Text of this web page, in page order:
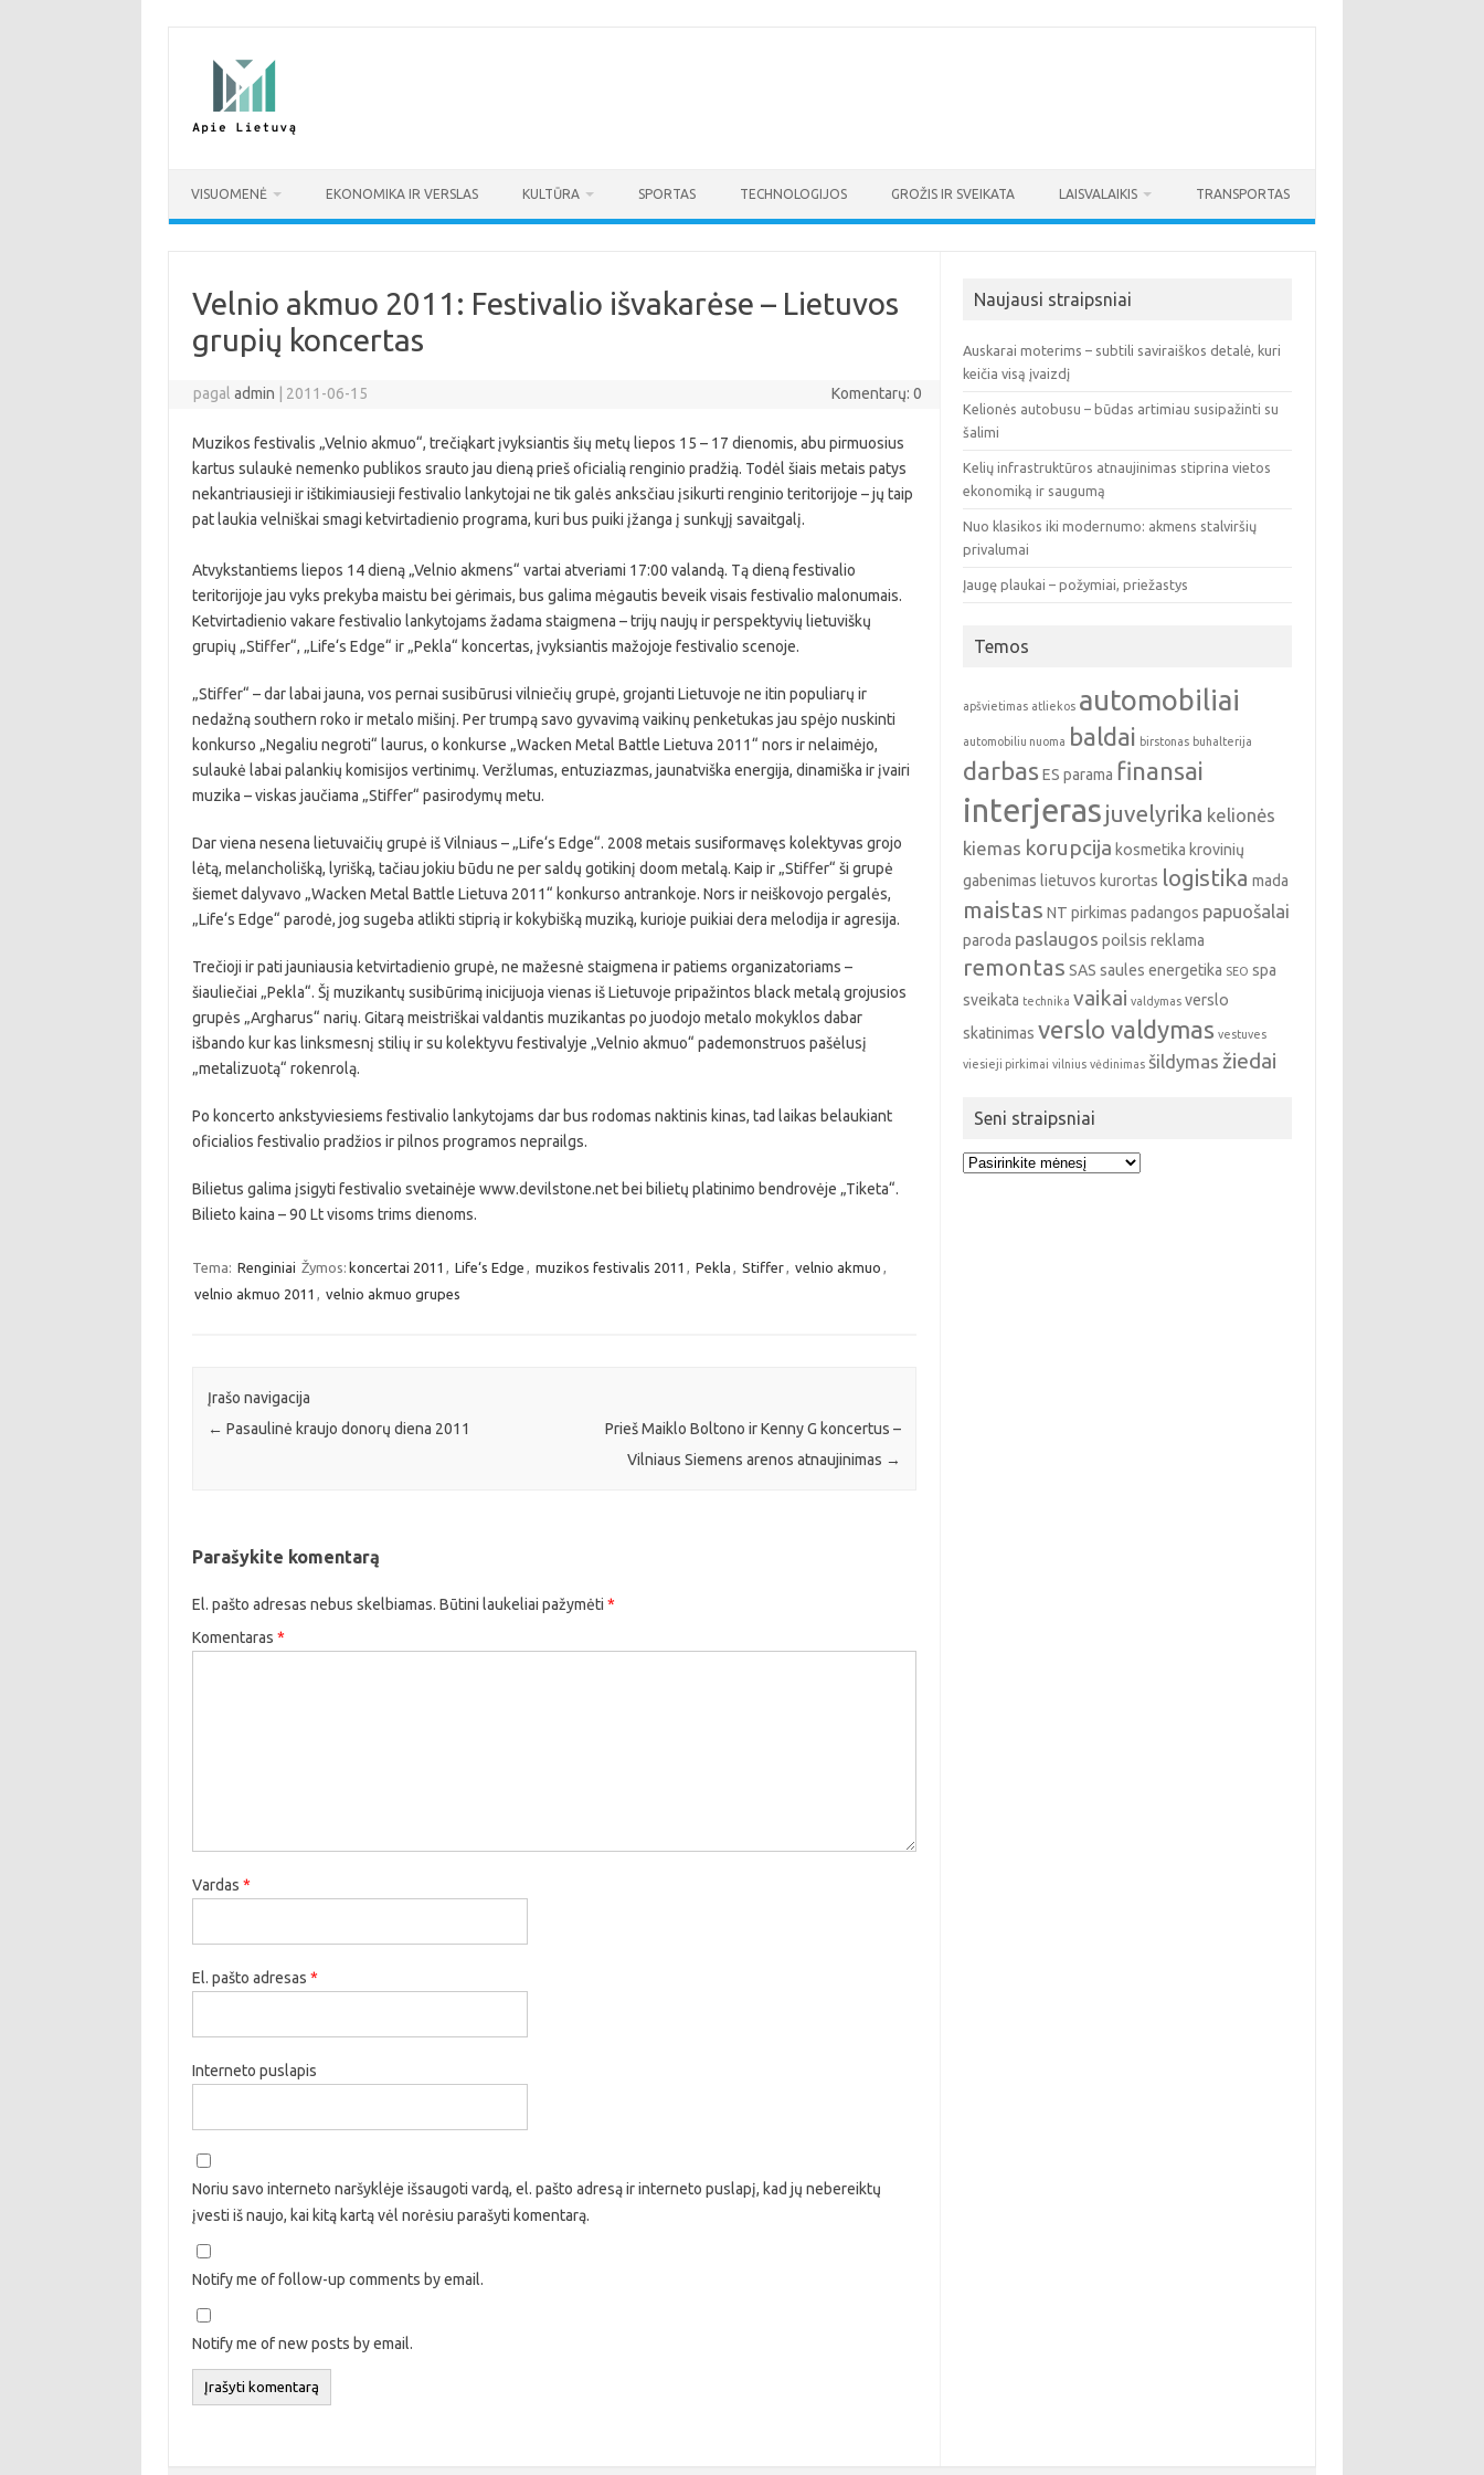
VISUOMENĖ EKONOMIKA IR VERSLAS KULTŪRA SPORTAS TECHNOLOGIJOS GROŽIS IR SVEIKATA LAISVALAIKIS TRANSPORTAS
Velnio akmuo 2011: Festivalio išvakarėse – Lietuvos
grupių koncertas
pagaladmin 2011-06-15 Komentarų: 0
Muzikos festivalis „Velnio akmuo“, trečiąkart įvyksiantis šių metų liepos 15 – 17 dienomis, abu pirmuosius
kartus sulaukė nemenko publikos srauto jau dieną prieš oficialią renginio pradžią. Todėl šiais metais patys
nekantriausieji ir ištikimiausieji festivalio lankytojai ne tik galės anksčiau įsikurti renginio teritorijoje – jų taip
pat laukia velniškai smagi ketvirtadienio programa, kuri bus puiki įžanga į sunkųjį savaitgalį.
Atvykstantiems liepos 14 dieną „Velnio akmens“ vartai atveriami 17:00 valandą. Tą dieną festivalio
teritorijoje jau vyks prekyba maistu bei gėrimais, bus galima mėgautis beveik visais festivalio malonumais.
Ketvirtadienio vakare festivalio lankytojams žadama staigmena – trijų naujų ir perspektyvių lietuviškų
grupių „Stiffer“, „Life‘s Edge“ ir „Pekla“ koncertas, įvyksiantis mažojoje festivalio scenoje.
„Stiffer“ – dar labai jauna, vos pernai susibūrusi vilniečių grupė, grojanti Lietuvoje ne itin populiarų ir
nedažną southern roko ir metalo mišinį. Per trumpą savo gyvavimą vaikinų penketukas jau spėjo nuskinti
konkurso „Negaliu negroti“ laurus, o konkurse „Wacken Metal Battle Lietuva 2011“ nors ir nelaimėjo,
sulaukė labai palankių komisijos vertinimų. Veržlumas, entuziazmas, jaunatviška energija, dinamiška ir įvairi
muzika – viskas jaučiama „Stiffer“ pasirodymų metu.
Dar viena nesena lietuvaičių grupė iš Vilniaus – „Life‘s Edge“. 2008 metais susiformavęs kolektyvas grojo
lėtą, melancholišką, lyrišką, tačiau jokiu būdu ne per saldų gotikinį doom metalą. Kaip ir „Stiffer“ ši grupė
šiemet dalyvavo „Wacken Metal Battle Lietuva 2011“ konkurso antrankoje. Nors ir neiškovojo pergalės,
„Life‘s Edge“ parodė, jog sugeba atlikti stiprią ir kokybišką muziką, kurioje puikiai dera melodija ir agresija.
Trečioji ir pati jauniausia ketvirtadienio grupė, ne mažesnė staigmena ir patiems organizatoriams –
šiauliečiai „Pekla“. Šį muzikantų susibūrimą inicijuoja vienas iš Lietuvoje pripažintos black metalą grojusios
grupės „Argharus“ narių. Gitarą meistriškai valdantis muzikantas po juodojo metalo mokyklos dabar
išbando kur kas linksmesnį stilių ir su kolektyvu festivalyje „Velnio akmuo“ pademonstruos pašėlusį
„metalizuotą“ rokenrolą.
Po koncerto ankstyviesiems festivalio lankytojams dar bus rodomas naktinis kinas, tad laikas belaukiant
oficialios festivalio pradžios ir pilnos programos neprailgs.
Bilietus galima įsigyti festivalio svetainėje www.devilstone.net bei bilietų platinimo bendrovėje „Tiketa“.
Bilieto kaina – 90 Lt visoms trims dienoms.
Tema: Renginiai Žymos: koncertai 2011 , Life‘s Edge , muzikos festivalis 2011 , Pekla , Stiffer, velnio akmuo ,
velnio akmuo 2011 , velnio akmuo grupes
Įrašo navigacija
← Pasaulinė kraujo donorų diena 2011
Prieš Maiklo Boltono ir Kenny G koncertus –
Vilniaus Siemens arenos atnaujinimas →
Parašykite komentarą
El. pašto adresas nebus skelbiamas. Būtini laukeliai pažymėti *
Komentaras *
Vardas *
El. pašto adresas *
Interneto puslapis
Noriu savo interneto naršyklėje išsaugoti vardą, el. pašto adresą ir interneto puslapį, kad jų nebereiktų
įvesti iš naujo, kai kitą kartą vėl norėsiu parašyti komentarą.
Notify me of follow-up comments by email.
Notify me of new posts by email.
Naujausi straipsniai
Auskarai moterims – subtili saviraiškos detalė, kuri
keičia visą įvaizdį
Kelionės autobusu – būdas artimiau susipažinti su
šalimi
Kelių infrastruktūros atnaujinimas stiprina vietos
ekonomiką ir saugumą
Nuo klasikos iki modernumo: akmens stalviršių
privalumai
Įaugę plaukai – požymiai, priežastys
Temos
apšvietimas atliekos automobiliai
automobiliu nuoma baldai birstonas buhalterija
darbas ES parama finansai
interjeras juvelyrika kelionės
kiemas korupcija kosmetika krovinių
gabenimas lietuvos kurortas logistika mada
maistas NT pirkimas padangos papuošalai
paroda paslaugos poilsis reklama
remontas SAS saules energetika SEO spa
sveikata technika vaikai valdymas verslo
skatinimas verslo valdymas vestuves
viesieji pirkimai vilnius vėdinimas šildymas žiedai
Seni straipsniai
Seni